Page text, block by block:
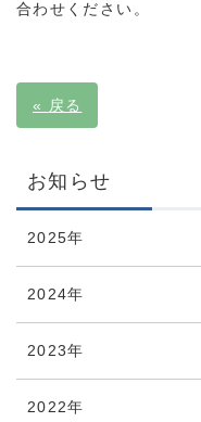
合わせください。
« 戻る
お知らせ
2025年
2024年
2023年
2022年